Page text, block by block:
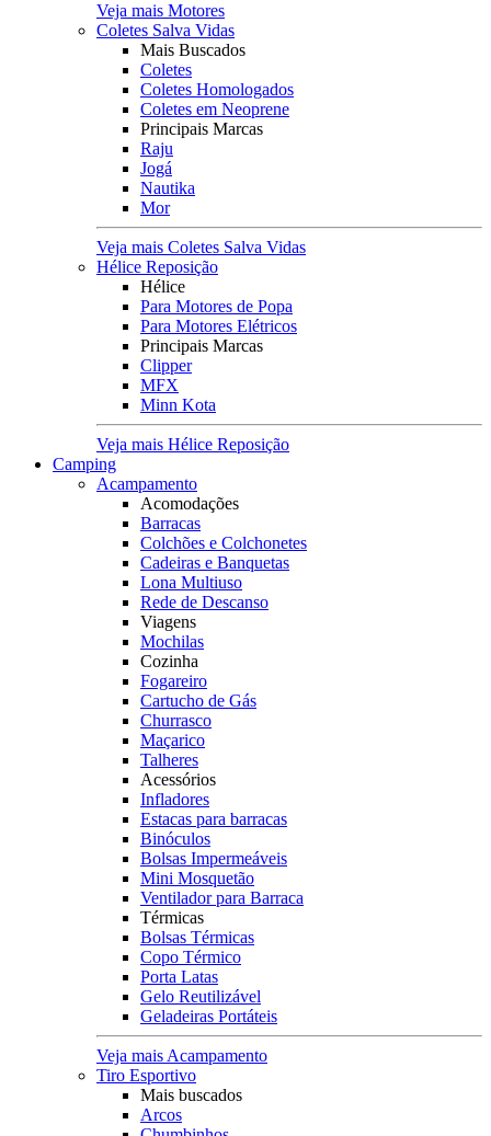
Veja mais Motores
Coletes Salva Vidas
Mais Buscados
Coletes
Coletes Homologados
Coletes em Neoprene
Principais Marcas
Raju
Jogá
Nautika
Mor
Veja mais Coletes Salva Vidas
Hélice Reposição
Hélice
Para Motores de Popa
Para Motores Elétricos
Principais Marcas
Clipper
MFX
Minn Kota
Veja mais Hélice Reposição
Camping
Acampamento
Acomodações
Barracas
Colchões e Colchonetes
Cadeiras e Banquetas
Lona Multiuso
Rede de Descanso
Viagens
Mochilas
Cozinha
Fogareiro
Cartucho de Gás
Churrasco
Maçarico
Talheres
Acessórios
Infladores
Estacas para barracas
Binóculos
Bolsas Impermeáveis
Mini Mosquetão
Ventilador para Barraca
Térmicas
Bolsas Térmicas
Copo Térmico
Porta Latas
Gelo Reutilizável
Geladeiras Portáteis
Veja mais Acampamento
Tiro Esportivo
Mais buscados
Arcos